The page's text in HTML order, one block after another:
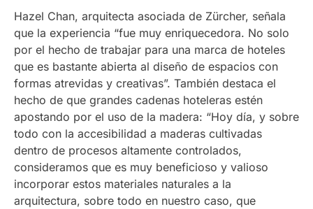
Hazel Chan, arquitecta asociada de Zürcher, señala
que la experiencia “fue muy enriquecedora. No solo
por el hecho de trabajar para una marca de hoteles
que es bastante abierta al diseño de espacios con
formas atrevidas y creativas”. También destaca el
hecho de que grandes cadenas hoteleras estén
apostando por el uso de la madera: “Hoy día, y sobre
todo con la accesibilidad a maderas cultivadas
dentro de procesos altamente controlados,
consideramos que es muy beneficioso y valioso
incorporar estos materiales naturales a la
arquitectura, sobre todo en nuestro caso, que